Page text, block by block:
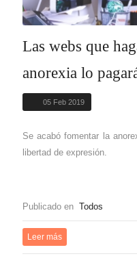
Las webs que
anorexia lo
05 Feb 2019
Se acabó fomentar la
libertad de expresión.
Publicado en Todos
Leer más